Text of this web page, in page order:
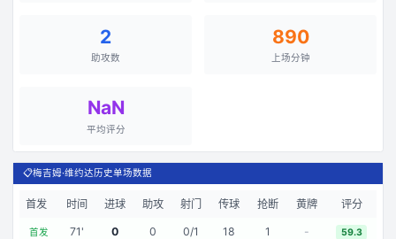
2
助攻数
890
上场分钟
NaN
平均评分
📋梅吉姆·维约达历史单场数据
首发 时间 进球 助攻 射门 传球 抢断 黄牌 评分
首发 71' 0 0 0/1 18 1 - 59.3